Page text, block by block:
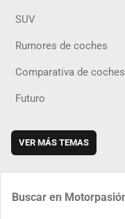
SUV
Rumores de coches
Comparativa de coches
Futuro
VER MÁS TEMAS